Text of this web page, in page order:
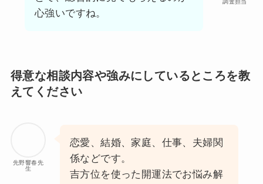
心強いですね。
得意な相談内容や強みにしているところを教
えてください
先野響春先
生
恋愛、結婚、家庭、仕事、夫婦関
係などです。
吉方位を使った開運法でお悩み解